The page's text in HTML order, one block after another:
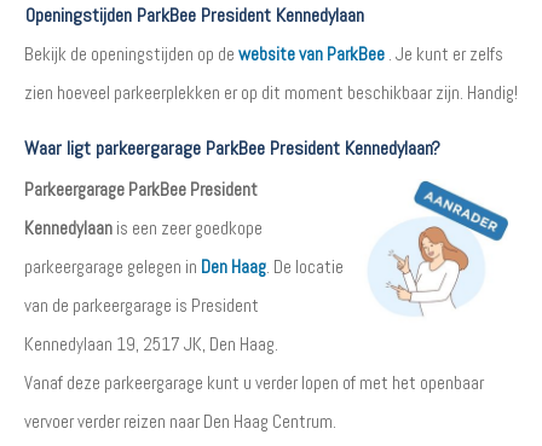
Openingstijden ParkBee President Kennedylaan
Bekijk de openingstijden op de website van ParkBee . Je kunt er zelfs
zien hoeveel parkeerplekken er op dit moment beschikbaar zijn. Handig!
Waar ligt parkeergarage ParkBee President Kennedylaan?
Parkeergarage ParkBee President
Kennedylaan is een zeer goedkope
parkeergarage gelegen in Den Haag . De locatie
van de parkeergarage is President
Kennedylaan 19, 2517 JK, Den Haag.
Vanaf deze parkeergarage kunt u verder lopen of met het openbaar
vervoer verder reizen naar Den Haag Centrum.